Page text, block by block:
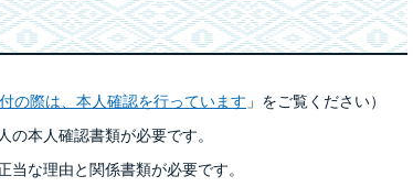
の際は、本人確認を行っています 」をご覧ください）
本人確認書類が必要です。
な理由と関係書類が必要です。